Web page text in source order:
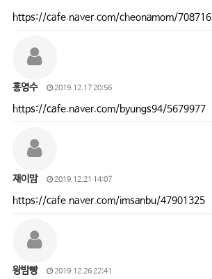
https://cafe.naver.com/cheonamom/708716
홍영수 2019.12.17 20:56
https://cafe.naver.com/byungs94/5679977
재이맘 2019.12.21 14:07
https://cafe.naver.com/imsanbu/47901325
왕밤빵 2019.12.26 22:41